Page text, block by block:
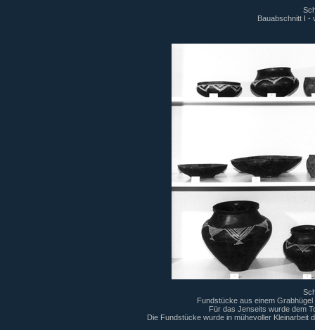
Bauabschnitt I -
Fundstücke aus einem
Für das Jenseits wurde dem
Die Fundstücke wurde in mühevoller Kleinarbeit